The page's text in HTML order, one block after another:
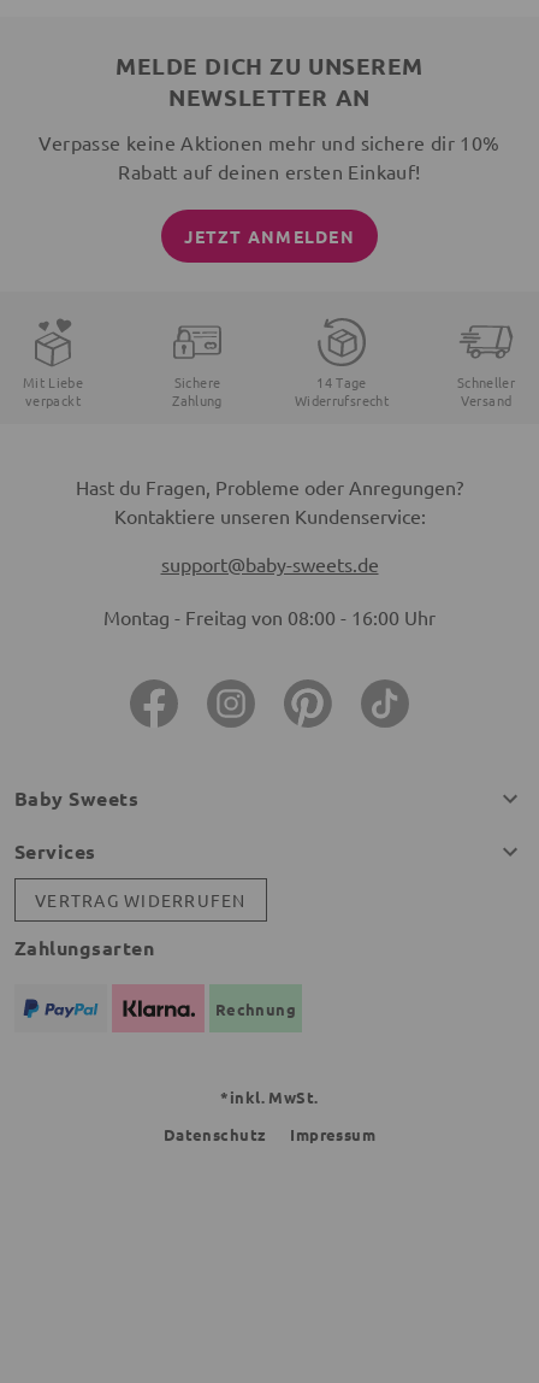
MELDE DICH ZU UNSEREM
NEWSLETTER AN
Verpasse keine Aktionen mehr und sichere dir 10%
Rabatt auf deinen ersten Einkauf!
JETZT ANMELDEN
Mit Liebe
verpackt
Sichere
Zahlung
14 Tage
Widerrufsrecht
Schneller
Versand
Hast du Fragen, Probleme oder Anregungen?
Kontaktiere unseren Kundenservice:
support@baby-sweets.de
Montag - Freitag von 08:00 - 16:00 Uhr
Baby Sweets
Services
VERTRAG WIDERRUFEN
Zahlungsarten
Rechnung
*inkl. MwSt.
Datenschutz
Impressum